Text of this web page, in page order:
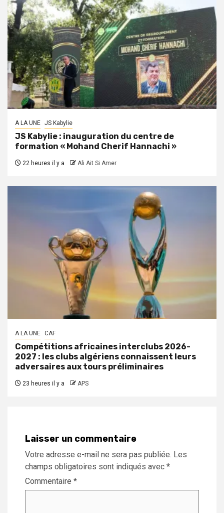
A LA UNE JS Kabylie
JS Kabylie : inauguration du centre de
formation « Mohand Cherif Hannachi »
22 heures il y a Ali Ait Si Amer
A LA UNE CAF
Compétitions africaines interclubs 2026-
2027 : les clubs algériens connaissent leurs
adversaires aux tours préliminaires
23 heures il y a APS
Laisser un commentaire
Votre adresse e-mail ne sera pas publiée. Les
champs obligatoires sont indiqués avec *
Commentaire *